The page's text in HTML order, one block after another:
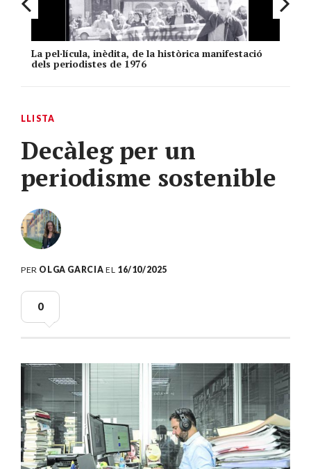
La pel·lícula, inèdita, de la històrica manifestació
dels periodistes de 1976
LLISTA
Decàleg per un
periodisme sostenible
PER OLGA GARCIA EL 16/10/2025
0